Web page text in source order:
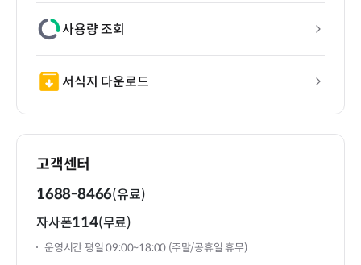
사용량 조회
서식지 다운로드
고객센터
1688-8466(유료)
자사폰114(무료)
운영시간 평일 09:00~18:00 (주말/공휴일 휴무)